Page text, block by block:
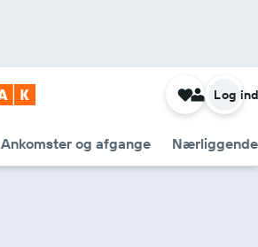
Ankomster og afgange
Log